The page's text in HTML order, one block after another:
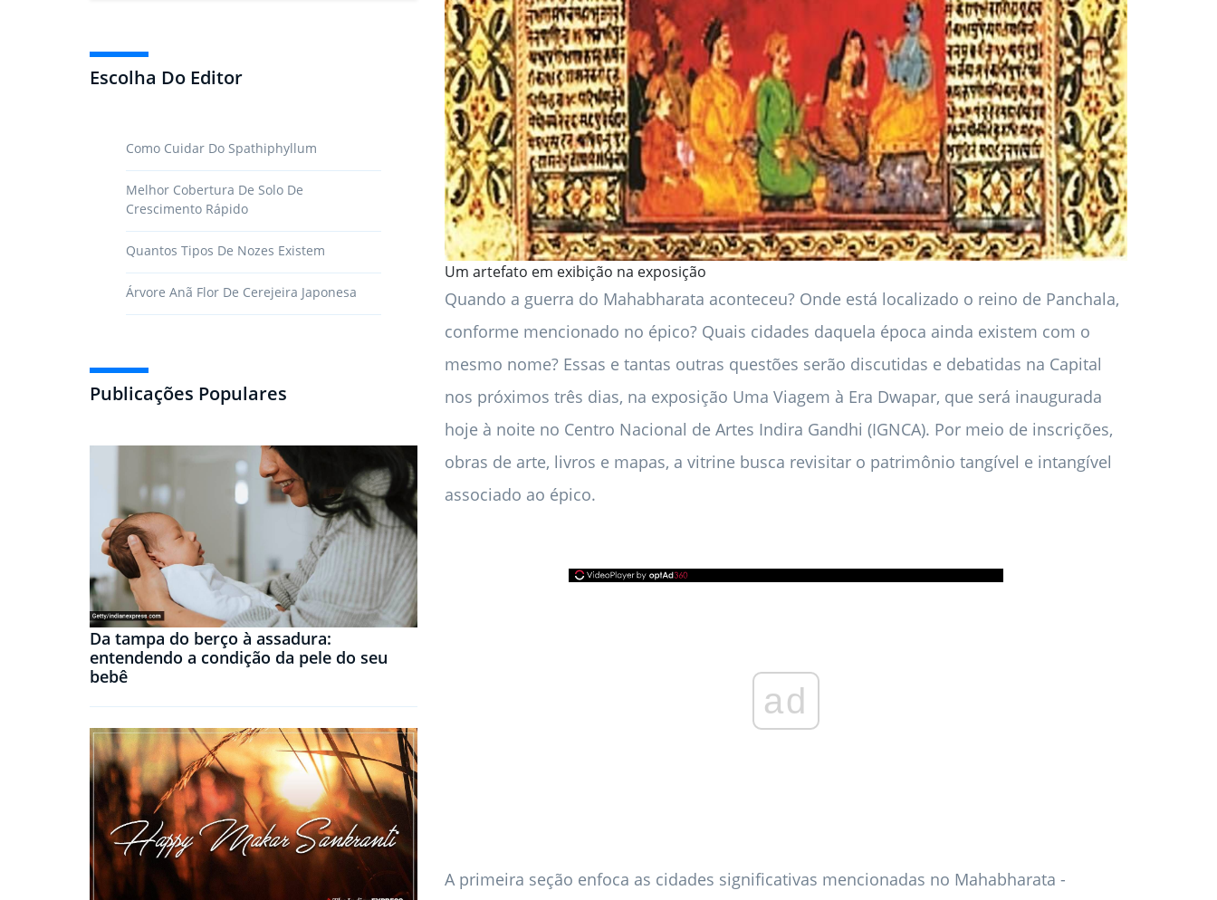
Escolha Do Editor
Como Cuidar Do Spathiphyllum
Melhor Cobertura De Solo De
Crescimento Rápido
Quantos Tipos De Nozes Existem
Árvore Anã Flor De Cerejeira Japonesa
Publicações Populares
Da tampa do berço à assadura:
entendendo a condição da pele do seu
bebê
Um artefato em exibição na exposição
Quando a guerra do Mahabharata aconteceu? Onde está localizado o reino de Panchala,
conforme mencionado no épico? Quais cidades daquela época ainda existem com o
mesmo nome? Essas e tantas outras questões serão discutidas e debatidas na Capital
nos próximos três dias, na exposição Uma Viagem à Era Dwapar, que será inaugurada
hoje à noite no Centro Nacional de Artes Indira Gandhi (IGNCA). Por meio de inscrições,
obras de arte, livros e mapas, a vitrine busca revisitar o patrimônio tangível e intangível
associado ao épico.
ad
A primeira seção enfoca as cidades significativas mencionadas no Mahabharata -